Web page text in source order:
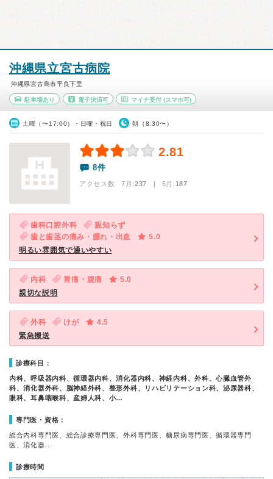
沖縄県立宮古病院
沖縄県宮古島市平良下里
駐車場あり 電子決済可 マイナ受付 (スマホ可)
土曜（〜17:00）・日曜・祝日 朝（8:30〜）
2.81
8件
アクセス数 7月:237 | 6月:187
歯科口腔外科
親知らず
歯と歯茎の痛み・腫れ・出血
5.0
明るい雰囲気で通いやすい
内科 胃痛・腹痛
5.0
親切な説明
外科 けが
4.5
緊急搬送
診療科目：
内科、呼吸器内科、循環器内科、消化器内科、神経内科、外科、心臓血管外
科、消化器外科、脳神経外科、整形外科、リハビリテーション科、泌尿器科、
眼科、耳鼻咽喉科、産婦人科、小…
専門医・資格：
総合内科専門医、総合診療専門医、外科専門医、糖尿病専門医、循環器専門
医、消化器…
診療時間